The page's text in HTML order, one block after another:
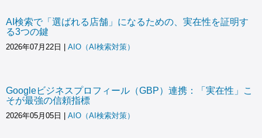
AI検索で「選ばれる店舗」になるための、実在性を証明す
る3つの鍵
2026年07月22日 | AIO（AI検索対策）
Googleビジネスプロフィール（GBP）連携：「実在性」こ
そが最強の信頼指標
2026年05月05日 | AIO（AI検索対策）